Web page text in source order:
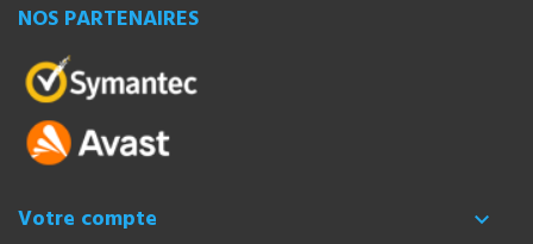
NOS PARTENAIRES
Votre compte 